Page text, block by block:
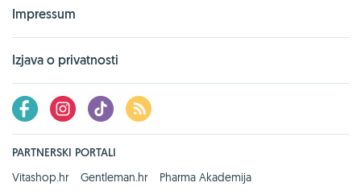
Impressum
Izjava o privatnosti
PARTNERSKI PORTALI
Vitashop.hr
Gentleman.hr
Pharma Akademija